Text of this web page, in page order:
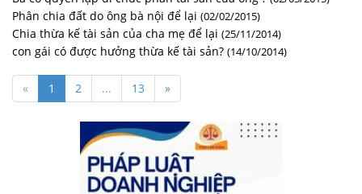
Phân chia đất do ông bà nội để lại (02/02/2015)
Chia thừa kế tài sản của cha mẹ để lại (25/11/2014)
con gái có được hưởng thừa kế tài sản? (14/10/2014)
« 1 2 ... 13 »